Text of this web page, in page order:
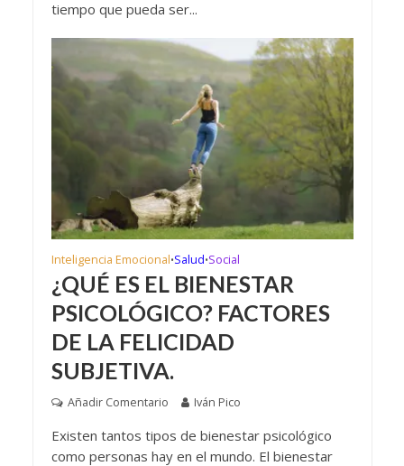
tiempo que pueda ser...
Inteligencia Emocional•Salud•Social
¿QUÉ ES EL BIENESTAR
PSICOLÓGICO? FACTORES
DE LA FELICIDAD
SUBJETIVA.
Añadir Comentario Iván Pico
Existen tantos tipos de bienestar psicológico
como personas hay en el mundo. El bienestar